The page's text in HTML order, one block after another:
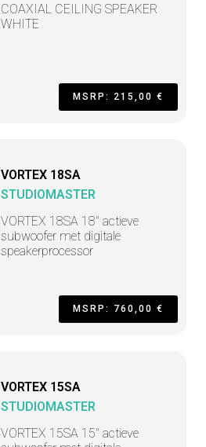
COAXIAL CEILING SPEAKER
WHITE
MSRP: 215,00 €
VORTEX 18SA
STUDIOMASTER
VORTEX 18SA 18" actieve
subwoofer met digitale
speakerprocessor
MSRP: 760,00 €
VORTEX 15SA
STUDIOMASTER
VORTEX 15SA 15" actieve